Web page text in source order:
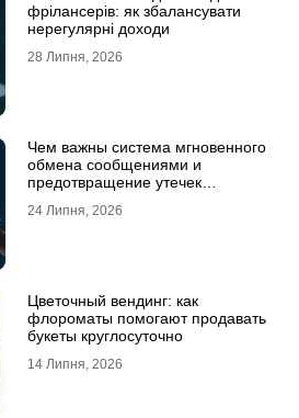
фрілансерів: як збалансувати
нерегулярні доходи
28 Липня, 2026
Чем важны система мгновенного
обмена сообщениями и
предотвращение утечек
24 Липня, 2026
Цветочный вендинг: как
флороматы помогают продавать
букеты круглосуточно
14 Липня, 2026